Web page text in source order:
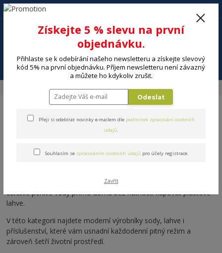
Menu
+420 602 494 600
Výrobníky sody a perlivé vody
Výrobníky sody a perlivé vody umožňují snadnou přípravu
čerstvé perlivé vody přímo doma bez nutnosti kupovat plastové
lahve.
V této kategorii najdete moderní výrobníky sody, lahve i
příslušenství, které vám usnadní každodenní pitný režim a
zároveň šetří životní prostředí.
Získejte 5 % slevu na první
objednávku.
Přihlaste se k odebírání našeho newsletteru a získejte slevový
kód 5% na první objednávku. Příjem newsletteru není závazný
a můžete ho kdykoliv zrušit.
Odeslat
Přeji si odebírat novinky e-mailem dle podmínek zpracování osobních
údajů.
Souhlasím se zpracováním osobních údajů pro účely registrace.
Zavřít